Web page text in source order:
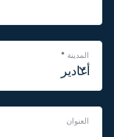
المدينة *
العنوان